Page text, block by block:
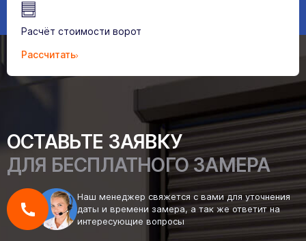
Расчёт стоимости ворот
Рассчитать
ОСТАВЬТЕ ЗАЯВКУ
ДЛЯ БЕСПЛАТНОГО ЗАМЕРА
Наш менеджер свяжется с вами для уточнения
даты и времени замера, а так же ответит на
интересующие вопросы